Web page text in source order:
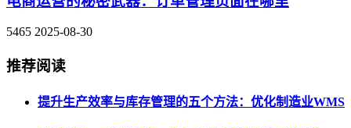
5465 2025-08-30
推荐阅读
提升生产效率与库存管理的五个方法：优化制造业WMS